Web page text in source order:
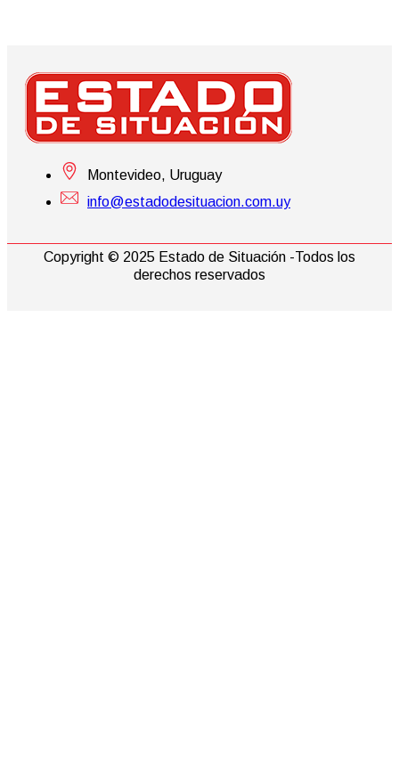
Montevideo, Uruguay
info@estadodesituacion.com.uy
Copyright © 2025 Estado de Situación -Todos los
derechos reservados